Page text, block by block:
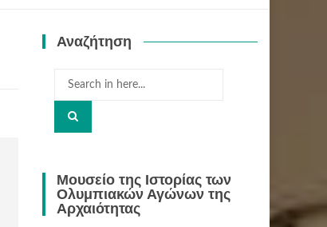
Αναζήτηση
Search
Μουσείο της Ιστορίας των
Ολυμπιακών Αγώνων της
Αρχαιότητας